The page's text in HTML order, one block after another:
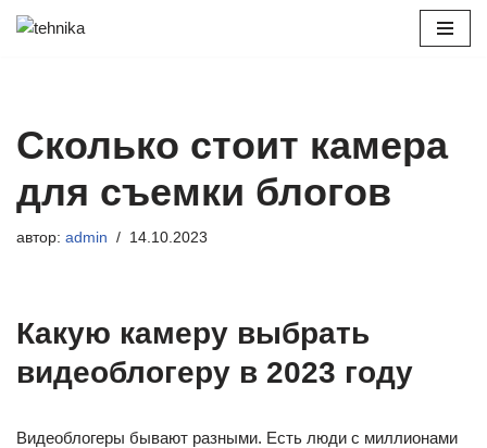
Сколько стоит камера
для съемки блогов
автор: admin 14.10.2023
Какую камеру выбрать
видеоблогеру в 2023 году
Видеоблогеры бывают разными. Есть люди с миллионами